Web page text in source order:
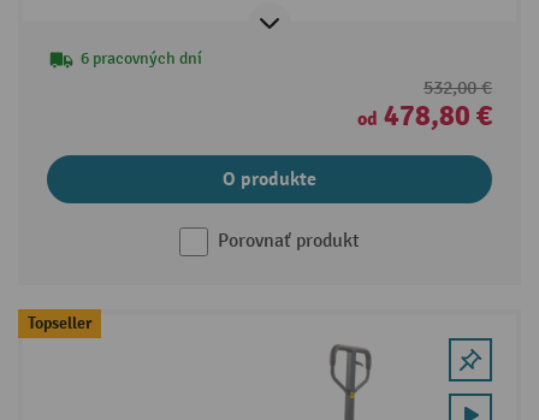
6 pracovných dní
532,00 €
od 478,80 €
O produkte
Porovnať produkt
Topseller